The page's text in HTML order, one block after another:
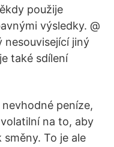
použije
výsledky. @
nesouvisející jiný
také sdílení
peníze,
na to, aby
To je ale